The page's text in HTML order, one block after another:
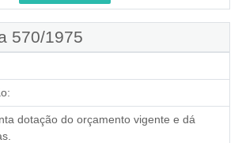
570/1975
dotação do orçamento vigente e dá